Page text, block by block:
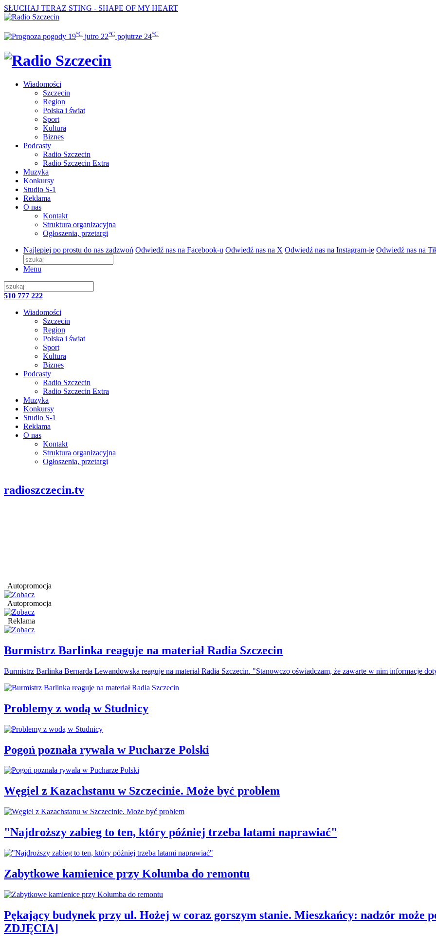
SŁUCHAJ TERAZ STING - SHAPE OF MY HEART
19°C jutro 22°C pojutrze 24°C
Wiadomości
Szczecin
Region
Polska i świat
Sport
Kultura
Biznes
Podcasty
Radio Szczecin
Radio Szczecin Extra
Muzyka
Konkursy
Studio S-1
Reklama
O nas
Kontakt
Struktura organizacyjna
Ogłoszenia, przetargi
Najlepiej po prostu do nas zadzwoń Odwiedź nas na Facebook-u Odwiedź nas na X Odwiedź nas na Instagram-ie Odwiedź nas na
Menu
510 777 222
Wiadomości
Szczecin
Region
Polska i świat
Sport
Kultura
Biznes
Podcasty
Radio Szczecin
Radio Szczecin Extra
Muzyka
Konkursy
Studio S-1
Reklama
O nas
Kontakt
Struktura organizacyjna
Ogłoszenia, przetargi
radioszczecin.tv
Autopromocja
Autopromocja
Reklama
Burmistrz Barlinka reaguje na materiał Radia Szczecin
Burmistrz Barlinka Bernarda Lewandowska reaguje na materiał Radia Szczecin. "Stanowczo oświadczam, że zawarte w nim informacje
Problemy z wodą w Studnicy
Pogoń poznała rywala w Pucharze Polski
Węgiel z Kazachstanu w Szczecinie. Może być problem
"Najdroższy zabieg to ten, który później trzeba latami naprawiać"
Zabytkowe kamienice przy Kolumba do remontu
Pękający budynek przy ul. Hożej w coraz gorszym stanie. Mieszkańcy: nadzór może
ZDJĘCIA]